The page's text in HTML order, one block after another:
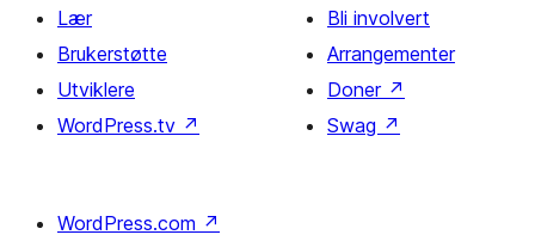
Lær
Brukerstøtte
Utviklere
WordPress.tv ↗
Bli involvert
Arrangementer
Doner ↗
Swag ↗
WordPress.com ↗